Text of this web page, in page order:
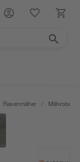
Rasenmäher / Mähroboter